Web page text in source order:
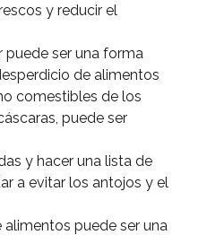
y reducir el
puede ser una forma
de alimentos
comestibles de los
puede ser
y hacer una lista de
a evitar los antojos y el
puede ser una